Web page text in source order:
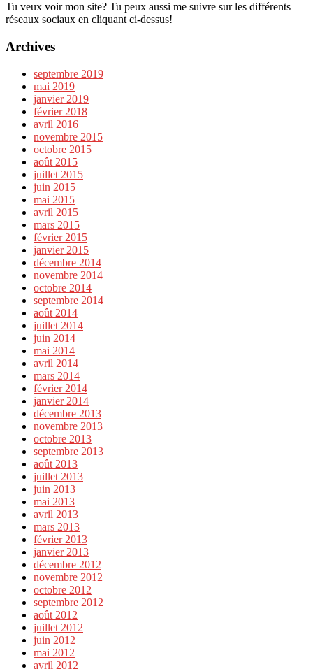
Tu veux voir mon site? Tu peux aussi me suivre sur les différents
réseaux sociaux en cliquant ci-dessus!
Archives
septembre 2019
mai 2019
janvier 2019
février 2018
avril 2016
novembre 2015
octobre 2015
août 2015
juillet 2015
juin 2015
mai 2015
avril 2015
mars 2015
février 2015
janvier 2015
décembre 2014
novembre 2014
octobre 2014
septembre 2014
août 2014
juillet 2014
juin 2014
mai 2014
avril 2014
mars 2014
février 2014
janvier 2014
décembre 2013
novembre 2013
octobre 2013
septembre 2013
août 2013
juillet 2013
juin 2013
mai 2013
avril 2013
mars 2013
février 2013
janvier 2013
décembre 2012
novembre 2012
octobre 2012
septembre 2012
août 2012
juillet 2012
juin 2012
mai 2012
avril 2012